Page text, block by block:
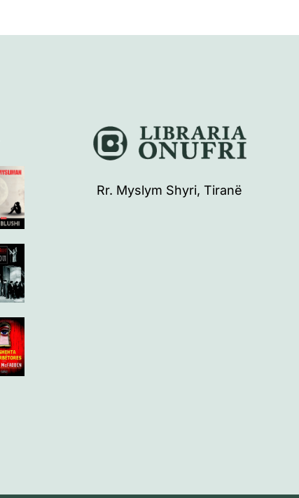
Rr. Myslym Shyri, Tiranë